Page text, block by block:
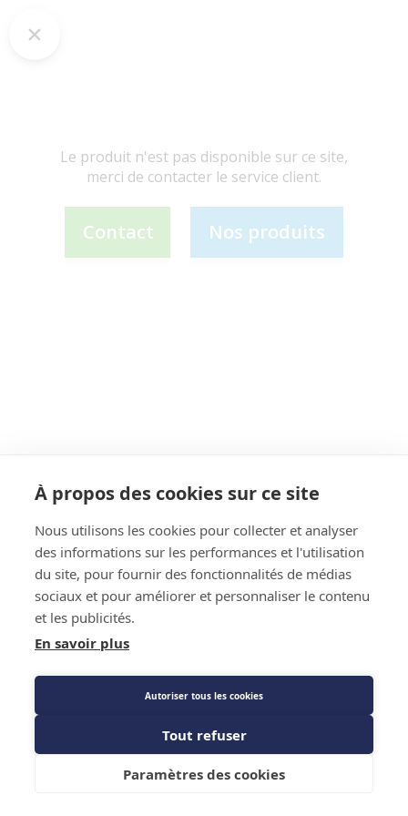
Le produit n'est pas disponible sur ce site,
merci de contacter le service client.
Contact Nos produits
À propos des cookies sur ce site
Nous utilisons les cookies pour collecter et analyser
des informations sur les performances et l'utilisation
du site, pour fournir des fonctionnalités de médias
sociaux et pour améliorer et personnaliser le contenu
et les publicités.
En savoir plus
Autoriser tous les cookies
Tout refuser
Paramètres des cookies